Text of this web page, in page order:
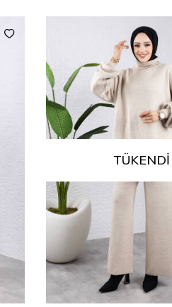
TÜKENDI